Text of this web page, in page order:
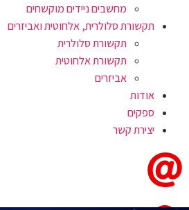
מחשבים ניידים מוקשחים
תקשורת סלולרית, אלחוטית ואביזרים
תקשורת סלולרית
תקשורת אלחוטית
אביזרים
אודות
ספקים
יצירת קשר